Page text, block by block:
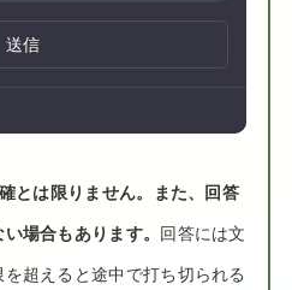
送信
とは限りません。また、回答
場合もあります。 回答には文
超えると途中で打ち切られる